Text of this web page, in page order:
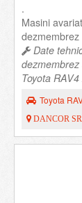
.
Masini
Date
Toyota
Toyota
DANCOR